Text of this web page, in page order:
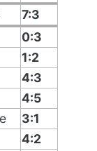
7:3
0:3
1:2
4:3
4:5
3:1
4:2